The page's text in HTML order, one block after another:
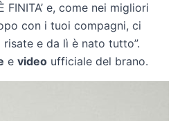
FINITA’ e, come nei migliori
con i tuoi compagni, ci
e da lì è nato tutto”.
e video ufficiale del brano.